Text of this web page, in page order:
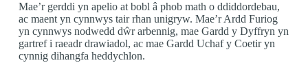
Mae’r gerddi yn apelio at bobl â phob math o ddiddordebau,
ac maent yn cynnwys tair rhan unigryw. Mae’r Ardd Furiog
yn cynnwys nodwedd dŵr arbennig, mae Gardd y Dyffryn yn
gartref i raeadr drawiadol, ac mae Gardd Uchaf y Coetir yn
cynnig dihangfa heddychlon.